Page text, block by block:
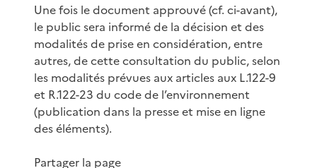
Une fois le document approuvé (cf. ci-avant),
le public sera informé de la décision et des
modalités de prise en considération, entre
autres, de cette consultation du public, selon
les modalités prévues aux articles aux L.122-9
et R.122-23 du code de l’environnement
(publication dans la presse et mise en ligne
des éléments).
Partager la page